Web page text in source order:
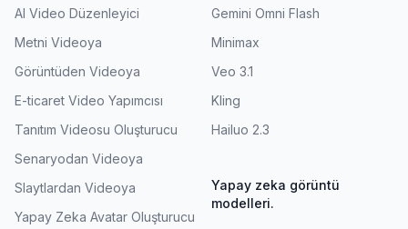
AI Video Düzenleyici
Metni Videoya
Görüntüden Videoya
E-ticaret Video Yapımcısı
Tanıtım Videosu Oluşturucu
Senaryodan Videoya
Slaytlardan Videoya
Yapay Zeka Avatar Oluşturucu
Gemini Omni Flash
Minimax
Veo 3.1
Kling
Hailuo 2.3
Yapay zeka görüntü
modelleri.